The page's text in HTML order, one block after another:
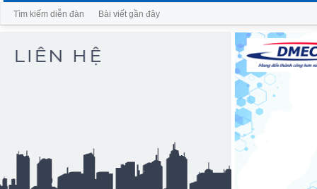
Tìm kiếm diễn đàn Bài viết gần đây